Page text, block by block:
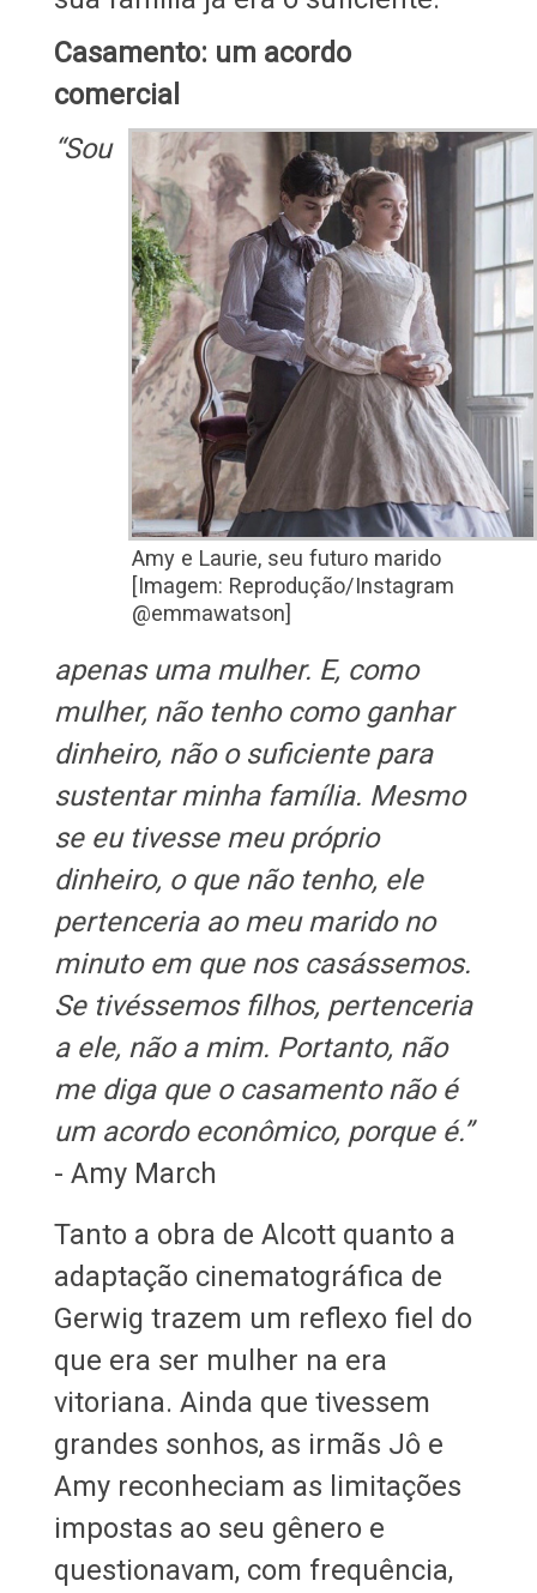
Casamento: um acordo
comercial
Amy e Laurie, seu futuro marido
[Imagem: Reprodução/Instagram
@emmawatson]
“Sou
apenas uma mulher. E, como
mulher, não tenho como ganhar
dinheiro, não o suficiente para
sustentar minha família. Mesmo
se eu tivesse meu próprio
dinheiro, o que não tenho, ele
pertenceria ao meu marido no
minuto em que nos casássemos.
Se tivéssemos filhos, pertenceria
a ele, não a mim. Portanto, não
me diga que o casamento não é
um acordo econômico, porque é.”
- Amy March
Tanto a obra de Alcott quanto a
adaptação cinematográfica de
Gerwig trazem um reflexo fiel do
que era ser mulher na era
vitoriana. Ainda que tivessem
grandes sonhos, as irmãs Jô e
Amy reconheciam as limitações
impostas ao seu gênero e
questionavam, com frequência,